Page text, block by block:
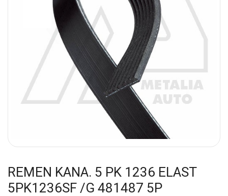
REMEN KANA. 5 PK 1236 ELAST
5PK1236SF /G 481487 5P